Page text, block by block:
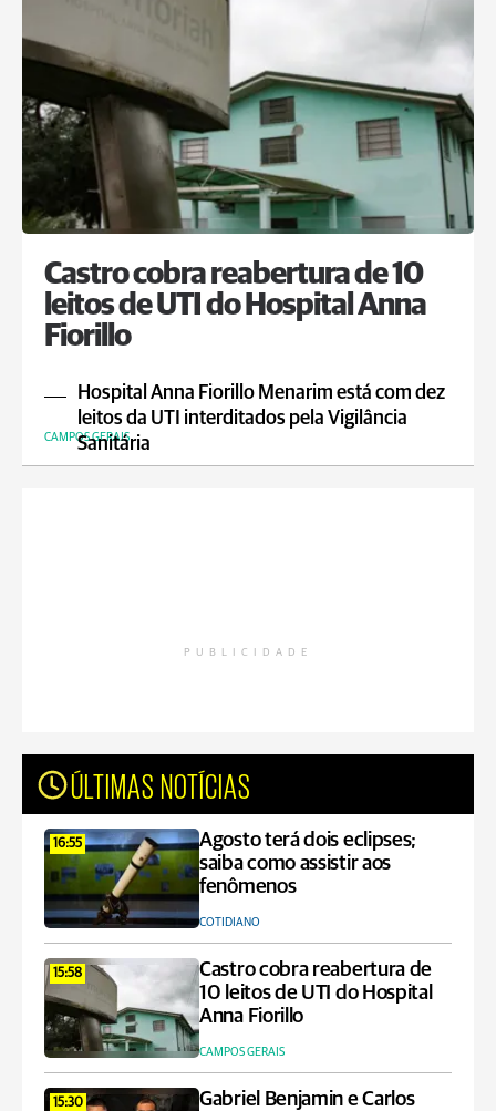
Castro cobra reabertura de 10
leitos de UTI do Hospital Anna
Fiorillo
Hospital Anna Fiorillo Menarim está com dez
leitos da UTI interditados pela Vigilância
Sanitária
CAMPOS GERAIS
PUBLICIDADE
ÚLTIMAS NOTÍCIAS
16:55
Agosto terá dois eclipses;
saiba como assistir aos
fenômenos
COTIDIANO
15:58
Castro cobra reabertura de
10 leitos de UTI do Hospital
Anna Fiorillo
CAMPOS GERAIS
15:30
Gabriel Benjamin e Carlos